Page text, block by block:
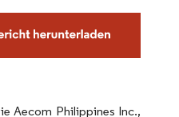
Aecom Philippines Inc.,